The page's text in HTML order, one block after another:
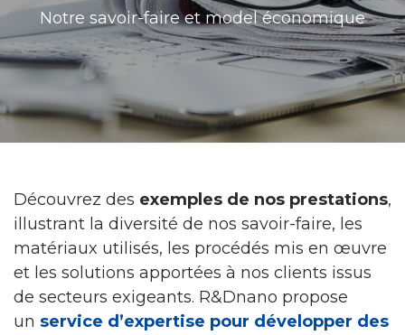
Notre savoir-faire et model économique
Découvrez des exemples de nos prestations,
illustrant la diversité de nos savoir-faire, les
matériaux utilisés, les procédés mis en œuvre
et les solutions apportées à nos clients issus
de secteurs exigeants. R&Dnano propose
un service d’expertise pour développer des